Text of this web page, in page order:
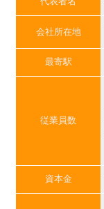
会社所在地
最寄駅
従業員数
資本金